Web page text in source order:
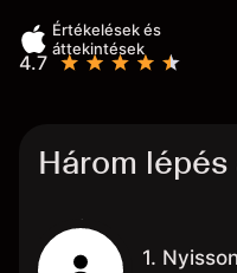
Értékelések és
áttekintések
4.7
Három
1.